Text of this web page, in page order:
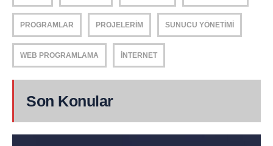
PROGRAMLAR PROJELERIM SUNUCU YÖNETIMI
WEB PROGRAMLAMA İNTERNET
Son Konular